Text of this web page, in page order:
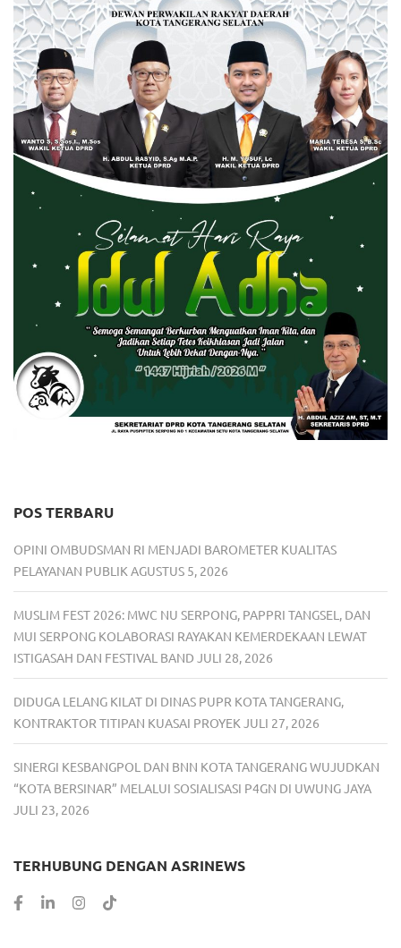
POS TERBARU
OPINI OMBUDSMAN RI MENJADI BAROMETER KUALITAS
PELAYANAN PUBLIK AGUSTUS 5, 2026
MUSLIM FEST 2026: MWC NU SERPONG, PAPPRI TANGSEL, DAN
MUI SERPONG KOLABORASI RAYAKAN KEMERDEKAAN LEWAT
ISTIGASAH DAN FESTIVAL BAND JULI 28, 2026
DIDUGA LELANG KILAT DI DINAS PUPR KOTA TANGERANG,
KONTRAKTOR TITIPAN KUASAI PROYEK JULI 27, 2026
SINERGI KESBANGPOL DAN BNN KOTA TANGERANG WUJUDKAN
“KOTA BERSINAR” MELALUI SOSIALISASI P4GN DI UWUNG JAYA
JULI 23, 2026
TERHUBUNG DENGAN ASRINEWS